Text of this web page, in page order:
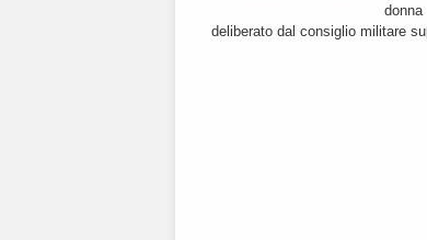
deliberato dal consiglio militare